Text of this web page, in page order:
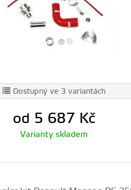
Dostupný ve 3 variantách
od 5 687 Kč
Varianty skladem